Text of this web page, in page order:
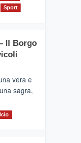
Sport
Il Borgo
vera e
sagra,